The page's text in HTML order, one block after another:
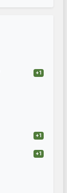
+1
+1
+1